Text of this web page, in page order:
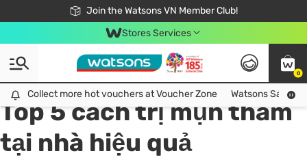
Join the Watsons VN Member Club!
Free Shipping For Order From 249,000Đ
24h Fast delivery in Hồ Chí Minh City
Stores Services
0
Collect more hot vouchers at Voucher Zone
Collect more hot vouchers at Voucher Zone Watsons Safety
All
Chăm Sóc Cá Nhân
Top 5 cách trị mụn thâm
tại nhà hiệu quả